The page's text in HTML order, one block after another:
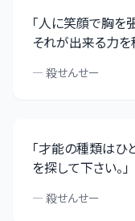
「人に笑顔で胸を
それが出来る力
— 殺せんせー
「才能の種類はひ
を探して下さい。」
— 殺せんせー